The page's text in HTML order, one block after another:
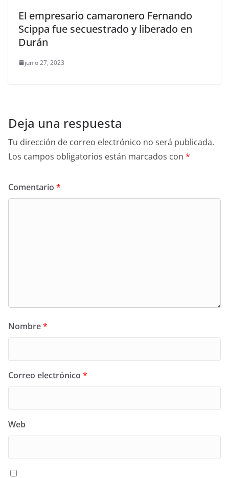
El empresario camaronero Fernando
Scippa fue secuestrado y liberado en
Durán
junio 27, 2023
Deja una respuesta
Tu dirección de correo electrónico no será publicada.
Los campos obligatorios están marcados con *
Comentario *
Nombre*
Correo electrónico *
Web